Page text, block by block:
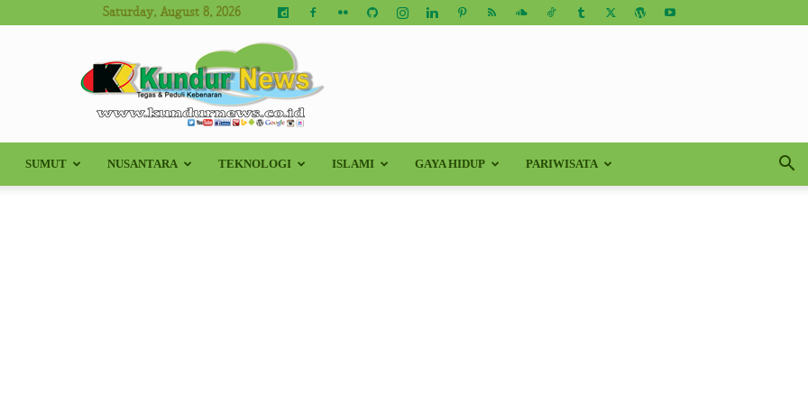
Saturday, August 8, 2026
Kundur
SUMUT NUSANTARA TEKNOLOGI ISLAMI GAYA HIDUP PARIWISATA